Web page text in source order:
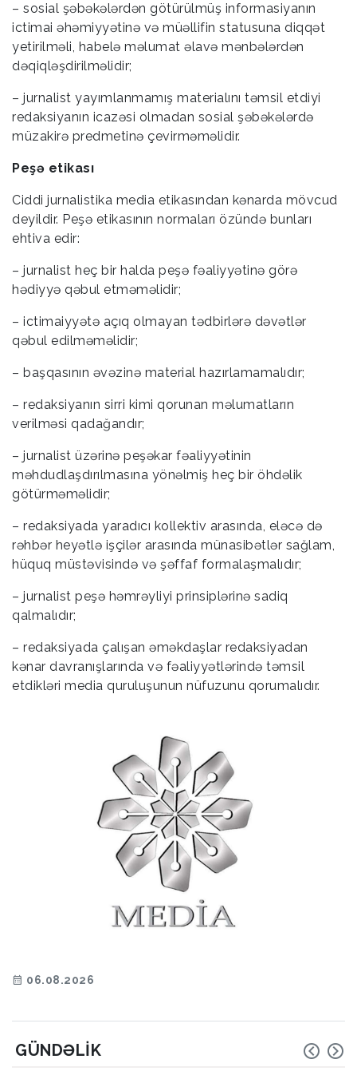
– sosial şəbəkələrdən götürülmüş informasiyanın
ictimai əhəmiyyətinə və müəllifin statusuna diqqət
yetirilməli, habelə məlumat əlavə mənbələrdən
dəqiqləşdirilməlidir;
– jurnalist yayımlanmamış materialını təmsil etdiyi
redaksiyanın icazəsi olmadan sosial şəbəkələrdə
müzakirə predmetinə çevirməməlidir.
Peşə etikası
Ciddi jurnalistika media etikasından kənarda mövcud
deyildir. Peşə etikasının normaları özündə bunları
ehtiva edir:
– jurnalist heç bir halda peşə fəaliyyətinə görə
hədiyyə qəbul etməməlidir;
– ictimaiyyətə açıq olmayan tədbirlərə dəvətlər
qəbul edilməməlidir;
– başqasının əvəzinə material hazırlamamalıdır;
– redaksiyanın sirri kimi qorunan məlumatların
verilməsi qadağandır;
– jurnalist üzərinə peşəkar fəaliyyətinin
məhdudlaşdırılmasına yönəlmiş heç bir öhdəlik
götürməməlidir;
– redaksiyada yaradıcı kollektiv arasında, eləcə də
rəhbər heyətlə işçilər arasında münasibətlər sağlam,
hüquq müstəvisində və şəffaf formalaşmalıdır;
– jurnalist peşə həmrəyliyi prinsiplərinə sadiq
qalmalıdır;
– redaksiyada çalışan əməkdaşlar redaksiyadan
kənar davranışlarında və fəaliyyətlərində təmsil
etdikləri media quruluşunun nüfuzunu qorumalıdır.
06.08.2026
GÜNDƏLIK